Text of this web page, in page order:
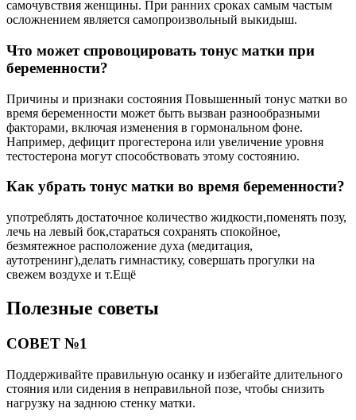
самочувствия женщины. При ранних сроках самым частым
осложнением является самопроизвольный выкидыш.
Что может спровоцировать тонус матки при
беременности?
Причины и признаки состояния Повышенный тонус матки во
время беременности может быть вызван разнообразными
факторами, включая изменения в гормональном фоне.
Например, дефицит прогестерона или увеличение уровня
тестостерона могут способствовать этому состоянию.
Как убрать тонус матки во время беременности?
употреблять достаточное количество жидкости,поменять позу,
лечь на левый бок,стараться сохранять спокойное,
безмятежное расположение духа (медитация,
аутотренинг),делать гимнастику, совершать прогулки на
свежем воздухе и т.Ещё
Полезные советы
СОВЕТ №1
Поддерживайте правильную осанку и избегайте длительного
стояния или сидения в неправильной позе, чтобы снизить
нагрузку на заднюю стенку матки.